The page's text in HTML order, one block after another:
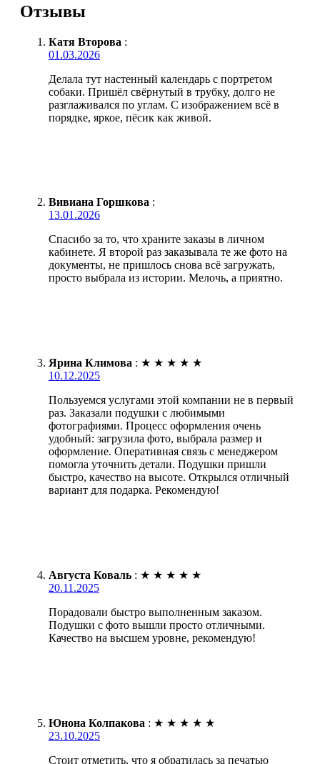
Отзывы
Катя Второва :
01.03.2026
Делала тут настенный календарь с портретом
собаки. Пришёл свёрнутый в трубку, долго не
разглаживался по углам. С изображением всё в
порядке, яркое, пёсик как живой.
Вивиана Горшкова :
13.01.2026
Спасибо за то, что храните заказы в личном
кабинете. Я второй раз заказывала те же фото на
документы, не пришлось снова всё загружать,
просто выбрала из истории. Мелочь, а приятно.
Ярина Климова : ★ ★ ★ ★ ★
10.12.2025
Пользуемся услугами этой компании не в первый
раз. Заказали подушки с любимыми
фотографиями. Процесс оформления очень
удобный: загрузила фото, выбрала размер и
оформление. Оперативная связь с менеджером
помогла уточнить детали. Подушки пришли
быстро, качество на высоте. Открылся отличный
вариант для подарка. Рекомендую!
Августа Коваль : ★ ★ ★ ★ ★
20.11.2025
Порадовали быстро выполненным заказом.
Подушки с фото вышли просто отличными.
Качество на высшем уровне, рекомендую!
Юнона Колпакова : ★ ★ ★ ★ ★
23.10.2025
Стоит отметить, что я обратилась за печатью